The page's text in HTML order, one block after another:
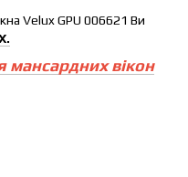
Velux GPU 006621 Ви
мансардних вікон